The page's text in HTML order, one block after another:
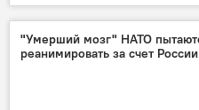
"Умерший мозг" НАТО
реанимировать за счет